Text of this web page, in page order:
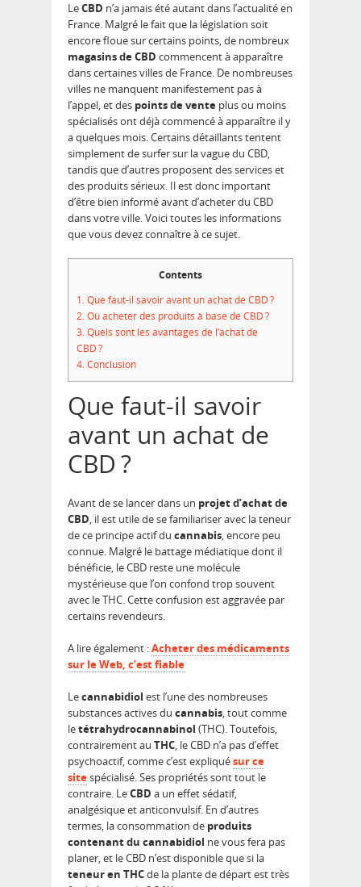
LeCBD n’a jamais été autant dans l’actualité en
France. Malgré le fait que la législation soit
encore floue sur certains points, de nombreux
magasins de CBD commencent à apparaître
dans certaines villes de France. De nombreuses
villes ne manquent manifestement pas à
l’appel, et des points de vente plus ou moins
spécialisés ont déjà commencé à apparaître il y
a quelques mois. Certains détaillants tentent
simplement de surfer sur la vague du CBD,
tandis que d’autres proposent des services et
des produits sérieux. Il est donc important
d’être bien informé avant d’acheter du CBD
dans votre ville. Voici toutes les informations
que vous devez connaître à ce sujet.
Contents
1.Que faut-il savoir avant un achat de CBD ?
2.Où acheter des produits à base de CBD ?
3.Quels sont les avantages de l’achat de
CBD ?
4.Conclusion
Que faut-il savoir
avant un achat de
CBD ?
Avant de se lancer dans un projet d’achat de
CBD, il est utile de se familiariser avec la teneur
de ce principe actif du cannabis, encore peu
connue. Malgré le battage médiatique dont il
bénéficie, le CBD reste une molécule
mystérieuse que l’on confond trop souvent
avec le THC. Cette confusion est aggravée par
certains revendeurs.
A lire également :Acheter des médicaments
sur le Web, c’est fiable
Lecannabidiol est l’une des nombreuses
substances actives du cannabis, tout comme
letétrahydrocannabinol (THC). Toutefois,
contrairement au THC, le CBD n’a pas d’effet
psychoactif, comme c’est expliquésur ce
sitespécialisé. Ses propriétés sont tout le
contraire. LeCBD a un effet sédatif,
analgésique et anticonvulsif. En d’autres
termes, la consommation de produits
contenant du cannabidiol ne vous fera pas
planer, et le CBD n’est disponible que si la
teneur en THCde la plante de départ est très